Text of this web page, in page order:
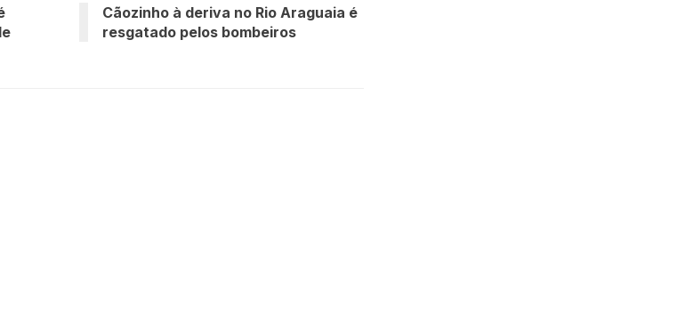
Cãozinho à deriva no Rio Araguaia é
resgatado pelos bombeiros